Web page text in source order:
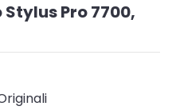
Pro 7700,